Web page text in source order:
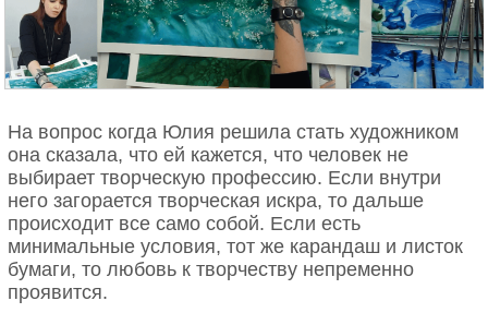
На вопрос когда Юлия решила стать художником
она сказала, что ей кажется, что человек не
выбирает творческую профессию. Если внутри
него загорается творческая искра, то дальше
происходит все само собой. Если есть
минимальные условия, тот же карандаш и листок
бумаги, то любовь к творчеству непременно
проявится.